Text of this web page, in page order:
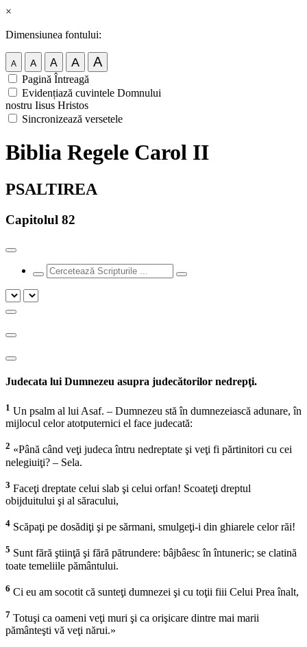
×
Dimensiunea fontului:
A A A A A
Pagină Întreagă
Evidențiază cuvintele Domnului
nostru Iisus Hristos
Sincronizează versetele
Biblia Regele Carol II
PSALTIREA
Capitolul 82
Judecata lui Dumnezeu asupra judecătorilor nedrepţi.
1 Un psalm al lui Asaf. – Dumnezeu stă în dumnezeiască adunare, în
mijlocul celor atotputernici el face judecată:
2 «Până când veţi judeca întru nedreptate şi veţi fi părtinitori cu cei
nelegiuiţi? – Sela.
3 Faceţi dreptate celui slab şi celui orfan! Scoateţi dreptul
obijduitului şi al săracului,
4 Scăpaţi pe dosădiţi şi pe sărmani, smulgeţi-i din ghiarele celor răi!
5 Sunt fără ştiinţă şi fără pătrundere: bâjbâesc în întuneric; se clatină
toate temeliile pământului.
6 Ci eu am socotit că sunteţi dumnezei şi cu toţii fiii Celui Prea înalt,
7 Totuşi ca oameni veţi muri şi ca orişicare dintre mai marii
pământeşti vă veţi nărui.»